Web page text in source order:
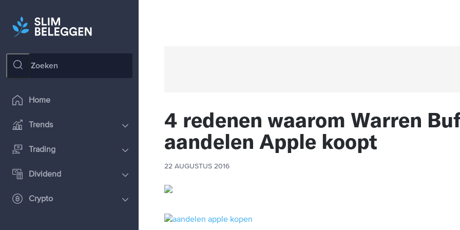
Home
Trends
Trading
Dividend
Crypto
4 redenen waarom Warren
aandelen Apple koopt
22 AUGUSTUS 2016